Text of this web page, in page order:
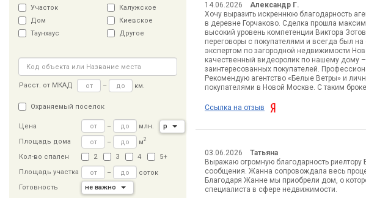
Участок
Дом
Таунхаус
Калужское
Киевское
Другое
Расст. от МКАД – км.
Охраняемый поселок
Цена – млн.
р
Площадь дома
– м2
Кол-во спален 2 3 4
5+
Площадь участка
–
соток
Готовность
не важно
14.06.2026 Александр Г.
Хочу выразить искреннюю благодарность
в деревне Горчаково. Сделка прошла
высокий уровень компетенции Виктора
переговоры с покупателями и всегда был
экспертом по загородной недвижимости
качественный видеоролик по нашему дому
заинтересованных покупателей.
Рекомендую агентство «Белые Ветры» и
покупателями в Новой Москве. С таким
Ссылка на отзыв
03.06.2026 Татьяна
Выражаю огромную благодарность
сообщения. Жанна сопровождала весь
Благодаря Жанне мы приобрели дом, о
специалиста в сфере недвижимости.